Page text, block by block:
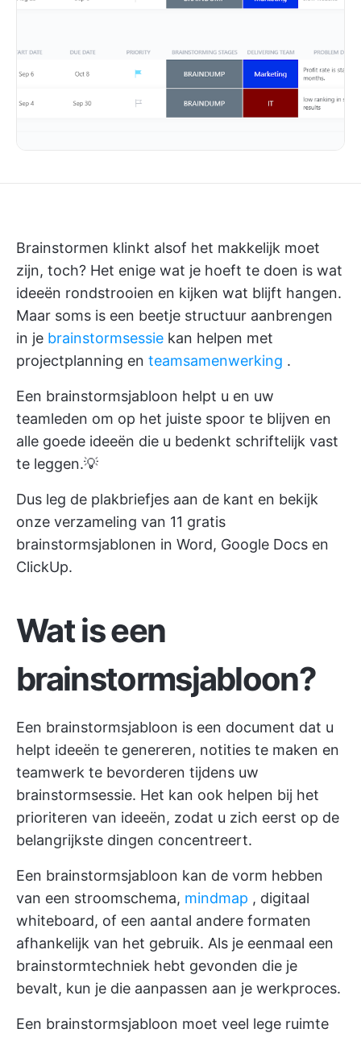
Brainstormen klinkt alsof het makkelijk moet
zijn, toch? Het enige wat je hoeft te doen is wat
ideeën rondstrooien en kijken wat blijft hangen.
Maar soms is een beetje structuur aanbrengen
in je brainstormsessie kan helpen met
projectplanning en teamsamenwerking .
Een brainstormsjabloon helpt u en uw
teamleden om op het juiste spoor te blijven en
alle goede ideeën die u bedenkt schriftelijk vast
te leggen.💡
Dus leg de plakbriefjes aan de kant en bekijk
onze verzameling van 11 gratis
brainstormsjablonen in Word, Google Docs en
ClickUp.
Wat is een
brainstormsjabloon?
Een brainstormsjabloon is een document dat u
helpt ideeën te genereren, notities te maken en
teamwerk te bevorderen tijdens uw
brainstormsessie. Het kan ook helpen bij het
prioriteren van ideeën, zodat u zich eerst op de
belangrijkste dingen concentreert.
Een brainstormsjabloon kan de vorm hebben
van een stroomschema, mindmap , digitaal
whiteboard, of een aantal andere formaten
afhankelijk van het gebruik. Als je eenmaal een
brainstormtechniek hebt gevonden die je
bevalt, kun je die aanpassen aan je werkproces.
Een brainstormsjabloon moet veel lege ruimte